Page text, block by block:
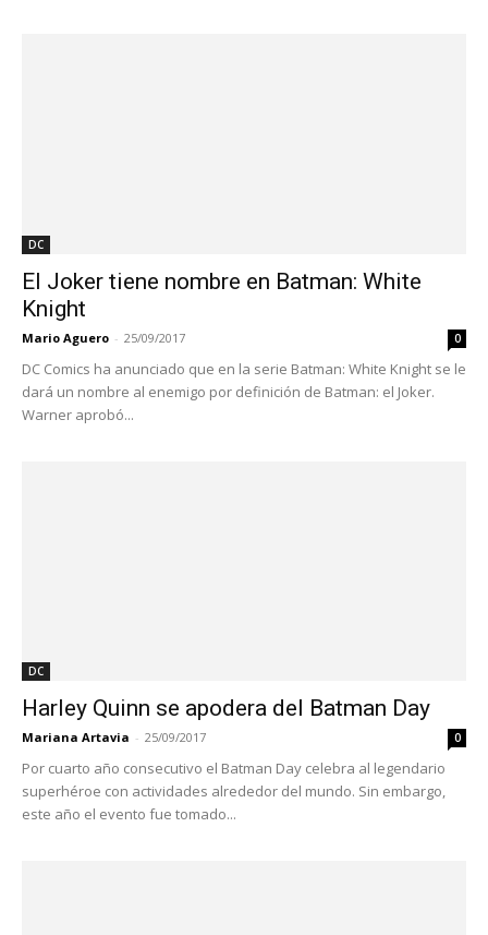
DC
El Joker tiene nombre en Batman: White
Knight
Mario Aguero - 25/09/2017 0
DC Comics ha anunciado que en la serie Batman: White Knight se le
dará un nombre al enemigo por definición de Batman: el Joker.
Warner aprobó...
DC
Harley Quinn se apodera del Batman Day
Mariana Artavia - 25/09/2017 0
Por cuarto año consecutivo el Batman Day celebra al legendario
superhéroe con actividades alrededor del mundo. Sin embargo,
este año el evento fue tomado...